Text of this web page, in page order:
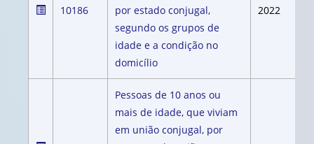
10186
por estado conjugal,
segundo os grupos de
idade e a condição no
domicílio
2022
Pessoas de 10 anos ou
mais de idade, que viviam
em união conjugal, por